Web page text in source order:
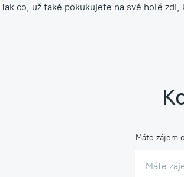
Tak co, už také pokukujete na své holé
Máte zájem
Máte